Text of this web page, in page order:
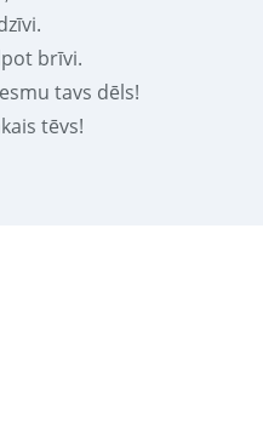
brīvi.
tavs dēls!
tēvs!